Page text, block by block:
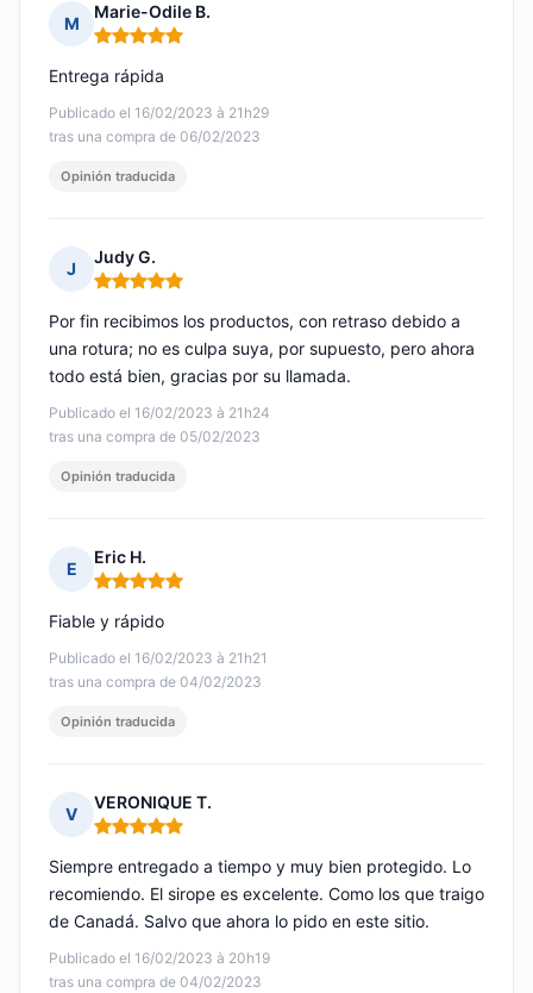
M
Marie-Odile B.
Nota: 5 de 5
Publicado el 16/02/2023 à 21h29
tras una compra de 06/02/2023
Entrega rápida
Opinión traducida
J
Judy G.
Nota: 5 de 5
Publicado el 16/02/2023 à 21h24
tras una compra de 05/02/2023
Por fin recibimos los productos, con retraso debido a
una rotura; no es culpa suya, por supuesto, pero ahora
todo está bien, gracias por su llamada.
Opinión traducida
E
Eric H.
Nota: 5 de 5
Publicado el 16/02/2023 à 21h21
tras una compra de 04/02/2023
Fiable y rápido
Opinión traducida
V
VERONIQUE T.
Nota: 5 de 5
Publicado el 16/02/2023 à 20h19
tras una compra de 04/02/2023
Siempre entregado a tiempo y muy bien protegido. Lo
recomiendo. El sirope es excelente. Como los que traigo
de Canadá. Salvo que ahora lo pido en este sitio.